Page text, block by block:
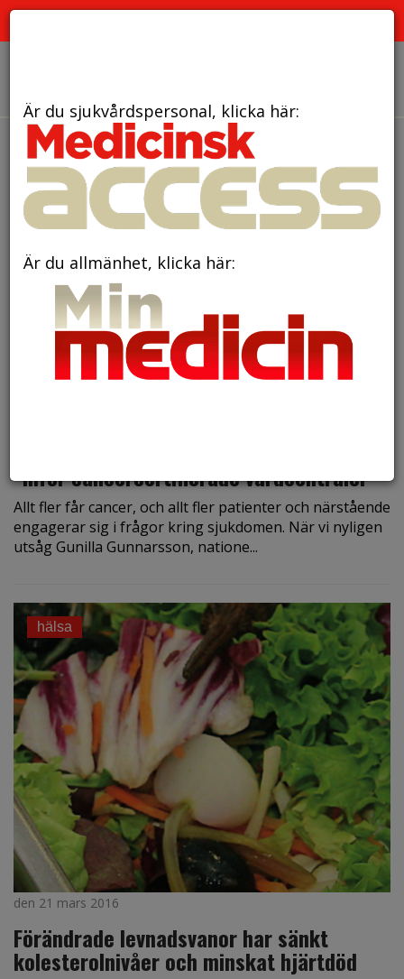
tidningar
”Inför cancer­certifierade vårdcentraler”
Allt fler får cancer, och allt fler patienter och närstående
engagerar sig i frågor kring sjukdomen. När vi nyligen
utsåg Gunilla Gunnarsson, natione...
hälsa
den 21 mars 2016
Förändrade levnadsvanor har sänkt
kolesterolnivåer och minskat hjärtdöd
Är du sjukvårdspersonal, klicka här:
Är du allmänhet, klicka här: